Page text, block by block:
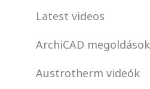
Latest videos
ArchiCAD megoldások
Austrotherm videók